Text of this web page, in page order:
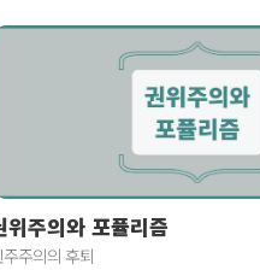
위주의와 포퓰리즘
주주의의 후퇴